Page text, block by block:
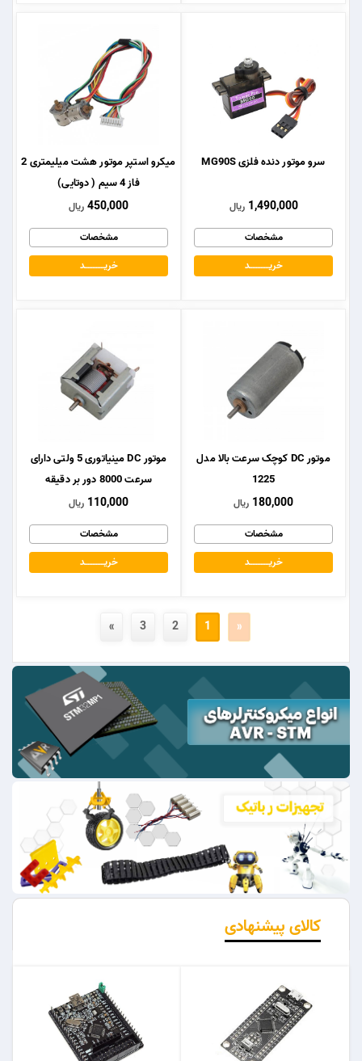
سرو موتور دنده فلزی MG90S
1,490,000 ریال
مشخصات
خریــــــــــــد
میکرو استپر موتور هشت میلیمتری 2
فاز 4 سیم ( دوتایی)
450,000 ریال
مشخصات
خریــــــــــــد
موتور DC کوچک سرعت بالا مدل
1225
180,000 ریال
مشخصات
خریــــــــــــد
موتور DC مینیاتوری 5 ولتی دارای
سرعت 8000 دور بر دقیقه
110,000 ریال
مشخصات
خریــــــــــــد
«
1
2
3
»
کالای پیشنهادی